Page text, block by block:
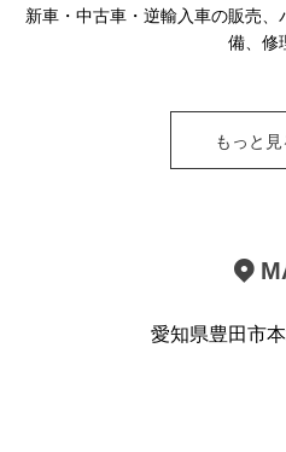
新車・中古車・逆輸入車の販売
備、修
もっと見
愛知県豊田市